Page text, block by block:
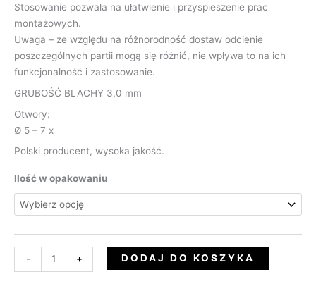
Stosowanie pozwala na ułatwienie i przyspieszenie prac
montażowych.
Uwaga – ze względu na różnorodność dostaw odcienie
poszczególnych partii mogą się różnić, nie wpływa to na ich
funkcjonalność i zastosowanie.
GRUBOŚĆ BLACHY 3,0 mm
Otwory:
Ø 5 – 7 x
Polski producent, wysoka jakość.
Ilość w opakowaniu
- + DODAJ DO KOSZYKA